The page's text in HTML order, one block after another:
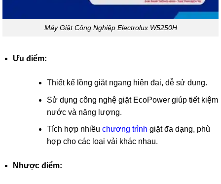
Máy Giặt Công Nghiệp Electrolux W5250H
Ưu điểm:
Thiết kế lồng giặt ngang hiện đại, dễ sử dụng.
Sử dụng công nghệ giặt EcoPower giúp tiết kiệm
nước và năng lượng.
Tích hợp nhiều chương trình giặt đa dạng, phù
hợp cho các loại vải khác nhau.
Nhược điểm: